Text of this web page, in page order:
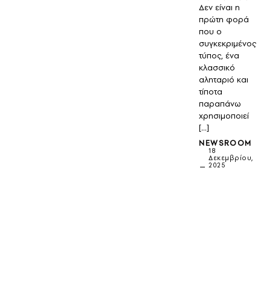
Δεν είναι η
πρώτη φορά
που ο
συγκεκριμένος
τύπος, ένα
κλασσικό
αληταριό και
τίποτα
παραπάνω
χρησιμοποιεί
[…]
NEWSROOM
18
Δεκεμβρίου,
2025